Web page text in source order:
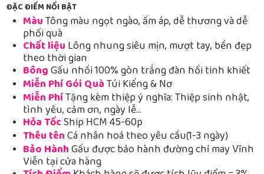
ĐẶC ĐIỂM NỔI BẬT
MàuTông màu ngọt ngào, ấm áp, dễ thương và dễ
phối quà
Chất liệu Lông nhung siêu mịn, mượt tay, bền đẹp
theo thời gian
BôngGấu nhồi 100% gòn trắng đàn hồi tinh khiết
Miễn Phí Gói QuàTúi Kiếng & Nơ
Miễn PhíTặng kèm thiệp ý nghĩa: Thiệp sinh nhật,
tình yêu, cảm ơn, ngày lễ…
Hỏa TốcShip HCM 45-60p
Thêu tênCá nhân hoá theo yêu cầu(1-3 ngày)
Bảo HànhGấu được bảo hành đường chỉ may Vĩnh
Viễn tại cửa hàng